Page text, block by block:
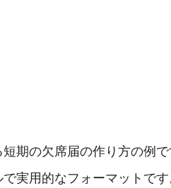
期の欠席届の作り方の例で
実用的なフォーマットです